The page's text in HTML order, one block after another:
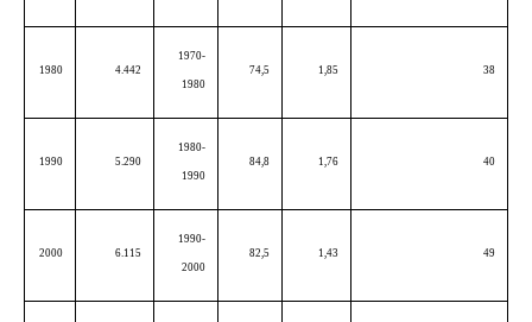
1980 4.442
1970-
1980
74,5 1,85 38
1990 5.290
1980-
1990
84,8 1,76 40
2000 6.115
1990-
2000
82,5 1,43 49